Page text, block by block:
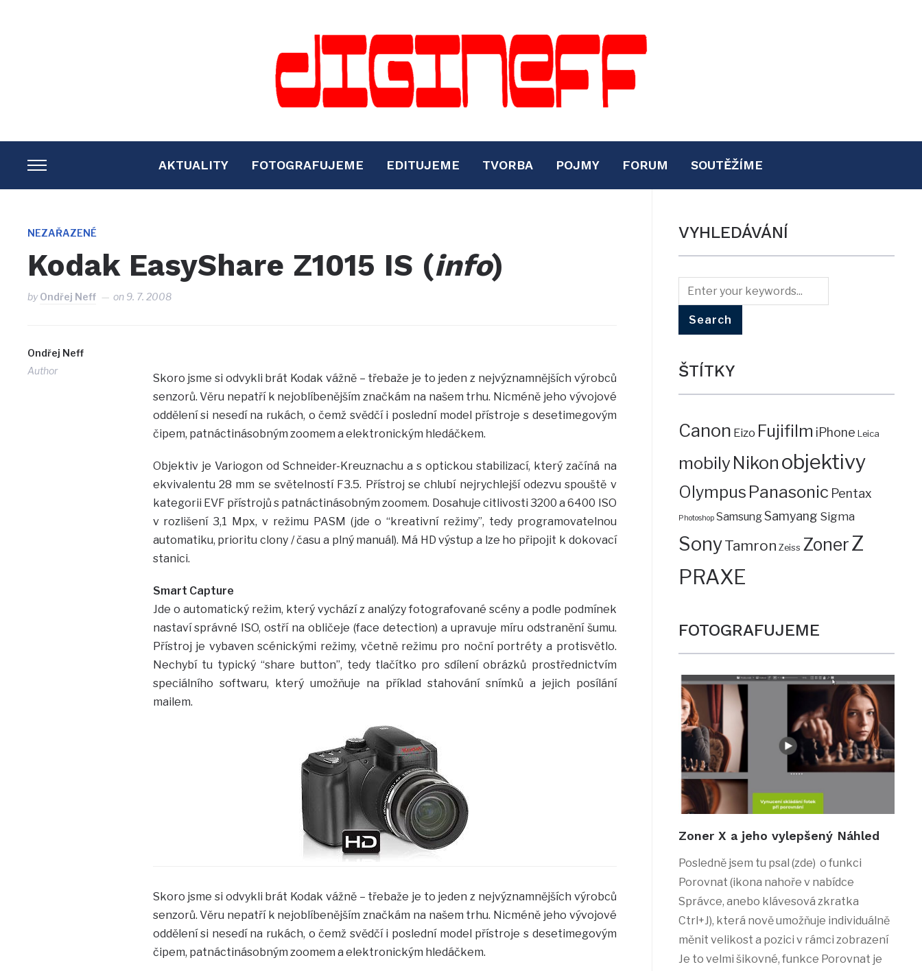
TOGGLE
SIDEBAR
NAVIGATION
AKTUALITY FOTOGRAFUJEME EDITUJEME TVORBA POJMY FORUM SOUTĚŽÍME
NEZAŘAZENÉ
Kodak EasyShare Z1015 IS (info)
byOndřej Neff on 9. 7. 2008
Ondřej Neff
Author
Skoro jsme si odvykli brát Kodak vážně – třebaže je to jeden z nejvýznamnějších výrobců
senzorů. Věru nepatří k nejoblíbenějším značkám na našem trhu. Nicméně jeho vývojové
oddělení si nesedí na rukách, o čemž svědčí i poslední model přístroje s desetimegovým
čipem, patnáctinásobným zoomem a elektronickým hledáčkem.
Objektiv je Variogon od Schneider-Kreuznachu a s optickou stabilizací, který začíná na
ekvivalentu 28 mm se světelností F3.5. Přístroj se chlubí nejrychlejší odezvu spouště v
kategorii EVF přístrojů s patnáctinásobným zoomem. Dosahuje citlivosti 3200 a 6400 ISO
v rozlišení 3,1 Mpx, v režimu PASM (jde o “kreativní režimy”, tedy programovatelnou
automatiku, prioritu clony / času a plný manuál). Má HD výstup a lze ho připojit k dokovací
stanici.
Smart Capture
Jde o automatický režim, který vychází z analýzy fotografované scény a podle podmínek
nastaví správné ISO, ostří na obličeje (face detection) a upravuje míru odstranění šumu.
Přístroj je vybaven scénickými režimy, včetně režimu pro noční portréty a protisvětlo.
Nechybí tu typický “share button”, tedy tlačítko pro sdílení obrázků prostřednictvím
speciálního softwaru, který umožňuje na příklad stahování snímků a jejich posílání
mailem.
Skoro jsme si odvykli brát Kodak vážně – třebaže je to jeden z nejvýznamnějších výrobců
senzorů. Věru nepatří k nejoblíbenějším značkám na našem trhu. Nicméně jeho vývojové
oddělení si nesedí na rukách, o čemž svědčí i poslední model přístroje s desetimegovým
čipem, patnáctinásobným zoomem a elektronickým hledáčkem.
VYHLEDÁVÁNÍ
ŠTÍTKY
Canon Eizo Fujifilm iPhone Leica
mobilyNikon objektivy
Olympus Panasonic Pentax
Photoshop SamsungSamyang Sigma
SonyTamron Zeiss ZonerZ
PRAXE
FOTOGRAFUJEME
Zoner X a jeho vylepšený Náhled
Posledně jsem tu psal (zde) o funkci
Porovnat (ikona nahoře v nabídce
Správce, anebo klávesová zkratka
Ctrl+J), která nově umožňuje individuálně
měnit velikost a pozici v rámci zobrazení
Je to velmi šikovné, funkce Porovnat je